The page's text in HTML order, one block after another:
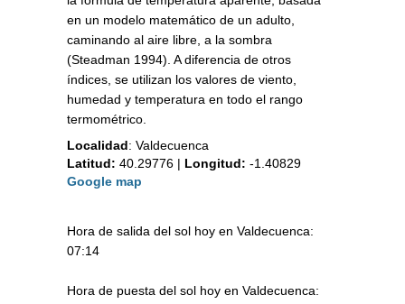
en un modelo matemático de un adulto,
caminando al aire libre, a la sombra
(Steadman 1994). A diferencia de otros
índices, se utilizan los valores de viento,
humedad y temperatura en todo el rango
termométrico.
Localidad: Valdecuenca
Latitud: 40.29776 | Longitud: -1.40829
Google map
Hora de salida del sol hoy en Valdecuenca:
07:14
Hora de puesta del sol hoy en Valdecuenca: